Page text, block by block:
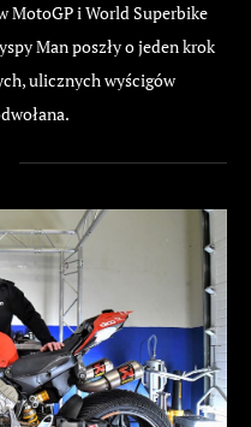
MotoGP i World Superbike
Man poszły o jeden krok
ulicznych wyścigów